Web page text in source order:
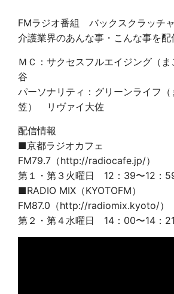
FMラジオ番組 バックスクラッチ
介護業界のあんな事・こんな事を配
ＭＣ：サクセスフルエイジング（
谷
パーソナリティ：グリーンライフ
笠） リヴァイ大佐
配信情報
■京都ラジオカフェ
FM79.7（http://radiocafe.jp/）
第１・第３火曜日 12：39〜12：
■RADIO MIX（KYOTOFM）
FM87.0（http://radiomix.kyoto/）
第２・第４水曜日 14 ： 00〜14 ： 21